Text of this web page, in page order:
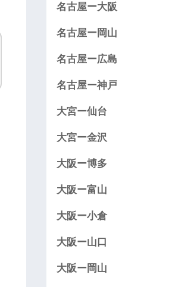
名古屋ー大阪
名古屋ー岡山
名古屋ー広島
名古屋ー神戸
大宮ー仙台
大宮ー金沢
大阪ー博多
大阪ー富山
大阪ー小倉
大阪ー山口
大阪ー岡山